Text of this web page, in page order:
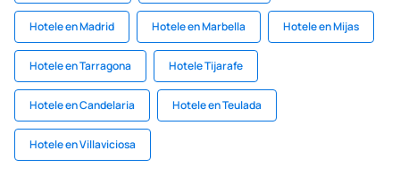
Hotele en Madrid Hotele en Marbella Hotele en Mijas
Hotele en Tarragona Hotele Tijarafe
Hotele en Candelaria Hotele en Teulada
Hotele en Villaviciosa